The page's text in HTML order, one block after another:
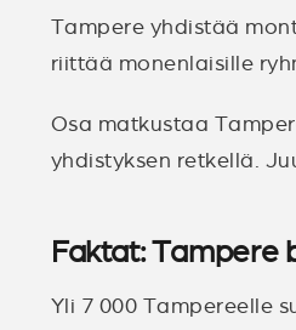
Tampere yhdistää
riittää monenlaisille
Osa matkustaa
yhdistyksen retkellä.
Faktat: Tampere
Yli 7 000 Tampereelle